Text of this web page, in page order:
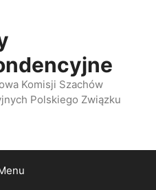
Komisji Szachów
Polskiego Związku